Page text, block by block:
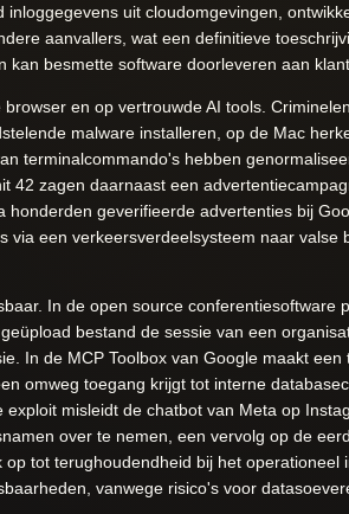
inloggegevens uit cloudomgevingen,
aanvallers, wat een definitieve
besmette software doorleveren aan
en op vertrouwde AI tools.
malware installeren, op de Mac
terminalcommando's hebben
42 zagen daarnaast een
honderden geverifieerde advertenties bij
via een verkeersverdeelsysteem naar
In de open source conferentiesoftware
bestand de sessie van een
In de MCP Toolbox van Google maakt
omweg toegang krijgt tot interne
misleidt de chatbot van Meta op
over te nemen, een vervolg op de
tot terughoudendheid bij het
vanwege risico's voor